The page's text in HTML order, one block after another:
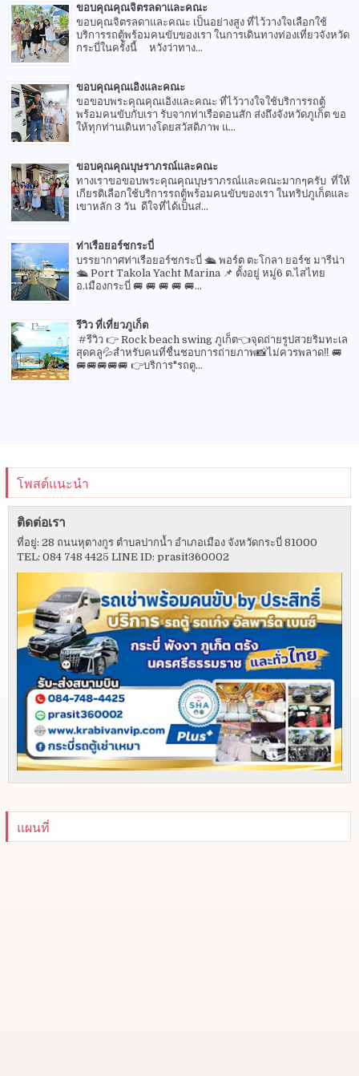
ขอบคุณคุณจิตรลดาและคณะ
ขอบคุณจิตรลดาและคณะ เป็นอย่างสูง ที่ไว้วางใจเลือกใช้
บริการรถตู้พร้อมคนขับของเรา ในการเดินทางท่องเที่ยวจังหวัด
กระบี่ในครั้งนี้ หวังว่าทาง...
ขอบคุณคุณเอิงและคณะ
ขอขอบพระคุณคุณเอิงและคณะ ที่ไว้วางใจใช้บริการรถตู้
พร้อมคนขับกับเรา รับจากท่าเรือดอนสัก ส่งถึงจังหวัดภูเก็ต ขอ
ให้ทุกท่านเดินทางโดยสวัสดิภาพ แ...
ขอบคุณคุณบุษราภรณ์และคณะ
ทางเราขอขอบพระคุณคุณบุษราภรณ์และคณะมากๆครับ ที่ให้
เกียรติเลือกใช้บริการรถตู้พร้อมคนขับของเรา ในทริปภูเก็ตและ
เขาหลัก 3 วัน ดีใจที่ได้เป็นส่...
ท่าเรือยอร์ชกระบี่
บรรยากาศท่าเรือยอร์ชกระบี่ 🛳 พอร์ต ตะโกลา ยอร์ช มารีน่า
🛳 Port Takola Yacht Marina 📌 ตั้งอยู่ หมู่6 ต.ไสไทย
อ.เมืองกระบี่ 🚐 🚐 🚐 🚐 🚐...
รีวิว ที่เที่ยวภูเก็ต
#รีวิว 👉 Rock beach swing ภูเก็ต👈จุดถ่ายรูปสวยริมทะเล
สุดคลู💦สำหรับคนที่ชื่นชอบการถ่ายภาพ📸ไม่ควรพลาด‼️ 🚐
🚐🚐🚐🚐🚐 👉บริการ"รถตู...
โพสต์แนะนำ
ติดต่อเรา
ที่อยู่: 28 ถนนหุตางกูร ตำบลปากน้ำ อำเภอเมือง จังหวัดกระบี่ 81000
TEL: 084 748 4425 LINE ID: prasit360002
แผนที่